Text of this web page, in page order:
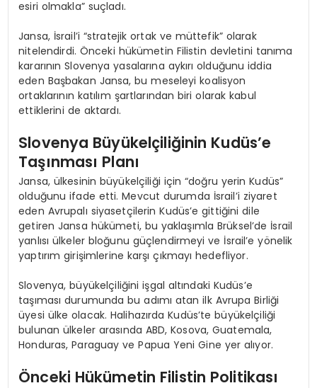
esiri olmakla” suçladı.
Jansa, İsrail’i “stratejik ortak ve müttefik” olarak
nitelendirdi. Önceki hükümetin Filistin devletini tanıma
kararının Slovenya yasalarına aykırı olduğunu iddia
eden Başbakan Jansa, bu meseleyi koalisyon
ortaklarının katılım şartlarından biri olarak kabul
ettiklerini de aktardı.
Slovenya Büyükelçiliğinin Kudüs’e
Taşınması Planı
Jansa, ülkesinin büyükelçiliği için “doğru yerin Kudüs”
olduğunu ifade etti. Mevcut durumda İsrail’i ziyaret
eden Avrupalı siyasetçilerin Kudüs’e gittiğini dile
getiren Jansa hükümeti, bu yaklaşımla Brüksel’de İsrail
yanlısı ülkeler bloğunu güçlendirmeyi ve İsrail’e yönelik
yaptırım girişimlerine karşı çıkmayı hedefliyor.
Slovenya, büyükelçiliğini işgal altındaki Kudüs’e
taşıması durumunda bu adımı atan ilk Avrupa Birliği
üyesi ülke olacak. Halihazırda Kudüs’te büyükelçiliği
bulunan ülkeler arasında ABD, Kosova, Guatemala,
Honduras, Paraguay ve Papua Yeni Gine yer alıyor.
Önceki Hükümetin Filistin Politikası